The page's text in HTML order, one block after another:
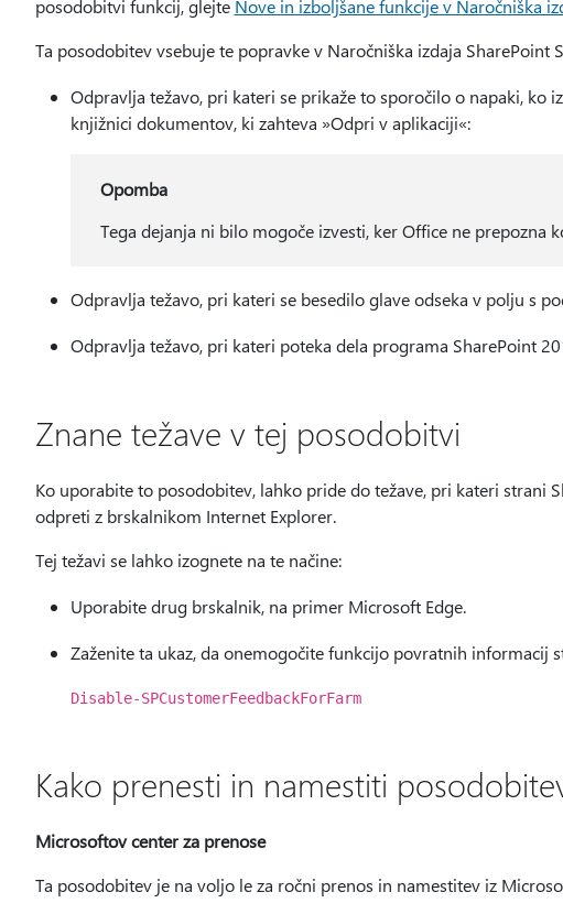
posodobitvi funkcij, glejte Nove in izboljšane funkcije v Naročniška
Ta posodobitev vsebuje te popravke v Naročniška izdaja SharePoint
Odpravlja težavo, pri kateri se prikaže to sporočilo o napaki, ko
knjižnici dokumentov, ki zahteva »Odpri v aplikaciji«:
Opomba
Tega dejanja ni bilo mogoče izvesti, ker Office ne prepozna
Odpravlja težavo, pri kateri se besedilo glave odseka v polju s
Odpravlja težavo, pri kateri poteka dela programa SharePoint
Znane težave v tej posodobitvi
Ko uporabite to posodobitev, lahko pride do težave, pri kateri strani
odpreti z brskalnikom Internet Explorer.
Tej težavi se lahko izognete na te načine:
Uporabite drug brskalnik, na primer Microsoft Edge.
Zaženite ta ukaz, da onemogočite funkcijo povratnih informacij
Disable-SPCustomerFeedbackForFarm
Kako prenesti in namestiti
Microsoftov center za prenose
Ta posodobitev je na voljo le za ročni prenos in namestitev iz